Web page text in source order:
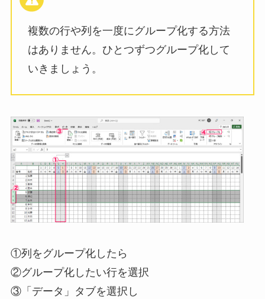
複数の行や列を一度にグループ化する方法
はありません。ひとつずつグループ化して
いきましょう。
①列をグループ化したら
②グループ化したい行を選択
③「データ」タブを選択し